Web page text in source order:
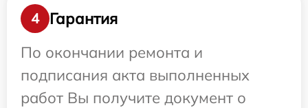
4
Гарантия
По окончании ремонта и
подписания акта выполненных
работ Вы получите документ о